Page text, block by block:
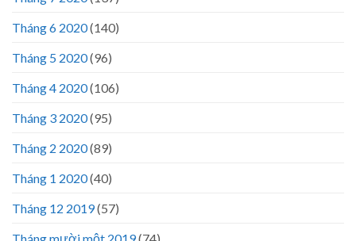
Tháng 6 2020(140)
Tháng 5 2020(96)
Tháng 4 2020(106)
Tháng 3 2020(95)
Tháng 2 2020(89)
Tháng 1 2020(40)
Tháng 12 2019(57)